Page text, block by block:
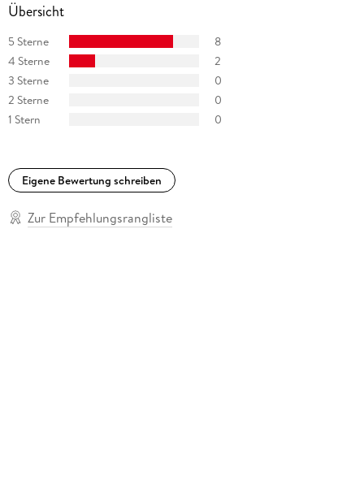
Übersicht
5 Sterne
8
4 Sterne
2
3 Sterne
0
2 Sterne
0
1 Stern
0
Eigene Bewertung schreiben
Zur Empfehlungsrangliste